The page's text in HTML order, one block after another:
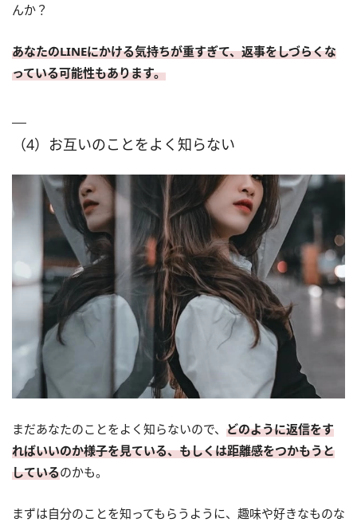
んか？
あなたのLINEにかける気持ちが重すぎて、返事をしづらくな
っている可能性もあります。
（4）お互いのことをよく知らない
まだあなたのことをよく知らないので、 どのように返信をす
ればいいのか様子を見ている、もしくは距離感をつかもうと
しているのかも。
まずは自分のことを知ってもらうように、趣味や好きなものな